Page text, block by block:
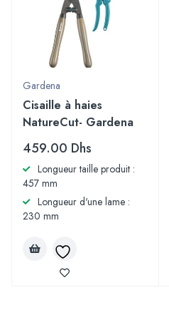
Gardena
Cisaille à haies
NatureCut- Gardena
459.00 Dhs
Longueur taille produit :
457 mm
Longueur d'une lame :
230 mm